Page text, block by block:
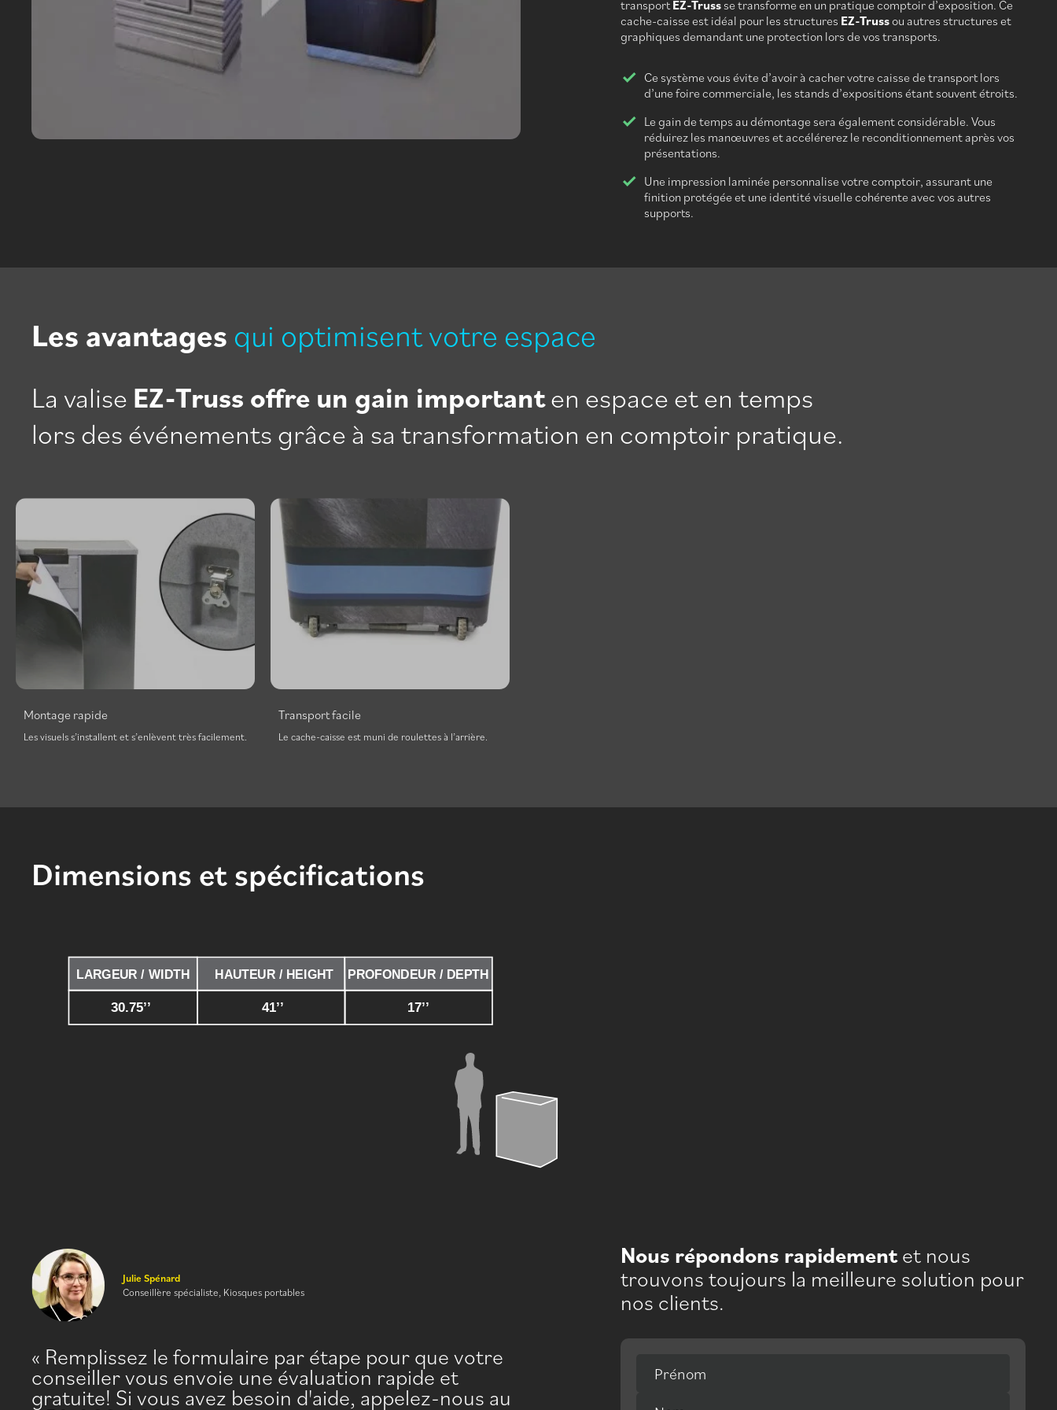
transportEZ-Truss se transforme en un pratique comptoir d’exposition. Ce
cache-caisse est idéal pour les structures EZ-Trussou autres structures et
graphiques demandant une protection lors de vos transports.
Ce système vous évite d’avoir à cacher votre caisse de transport lors
d’une foire commerciale, les stands d’expositions étant souvent étroits.
Le gain de temps au démontage sera également considérable. Vous
réduirez les manœuvres et accélérerez le reconditionnement après vos
présentations.
Une impression laminée personnalise votre comptoir, assurant une
finition protégée et une identité visuelle cohérente avec vos autres
supports.
Les avantages qui optimisent votre espace
La valise EZ-Truss offre un gain importanten espace et en temps
lors des événements grâce à sa transformation en comptoir pratique.
Montage rapide
Les visuels s’installent et s’enlèvent très facilement.
Transport facile
Le cache-caisse est muni de roulettes à l’arrière.
Dimensions et spécifications
Remplissez le formulaire par étape pour que votre
conseiller vous envoie une évaluation rapide et
gratuite! Si vous avez besoin d'aide, appelez-nous au
Julie Spénard
Conseillère spécialiste, Kiosques portables
Nous répondons rapidementet nous
trouvons toujours la meilleure solution pour
nos clients.
Prénom